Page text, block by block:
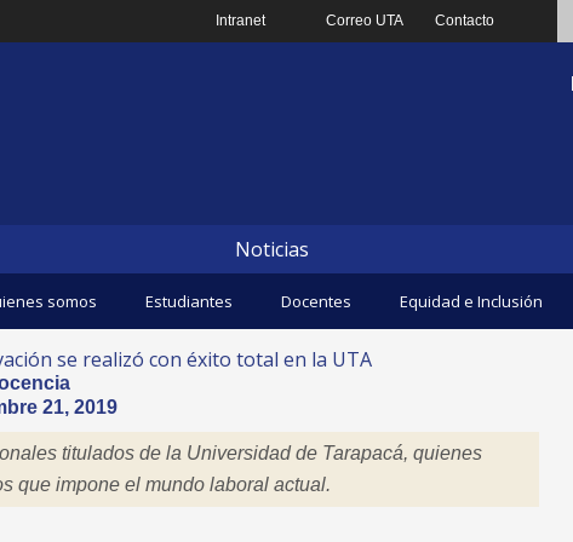
Intranet Correo UTA Contacto
Noticias
somos Estudiantes Docentes Equidad e Inclusión
se realizó con éxito total en la UTA
21, 2019
titulados de la Universidad de Tarapacá, quienes
que impone el mundo laboral actual.